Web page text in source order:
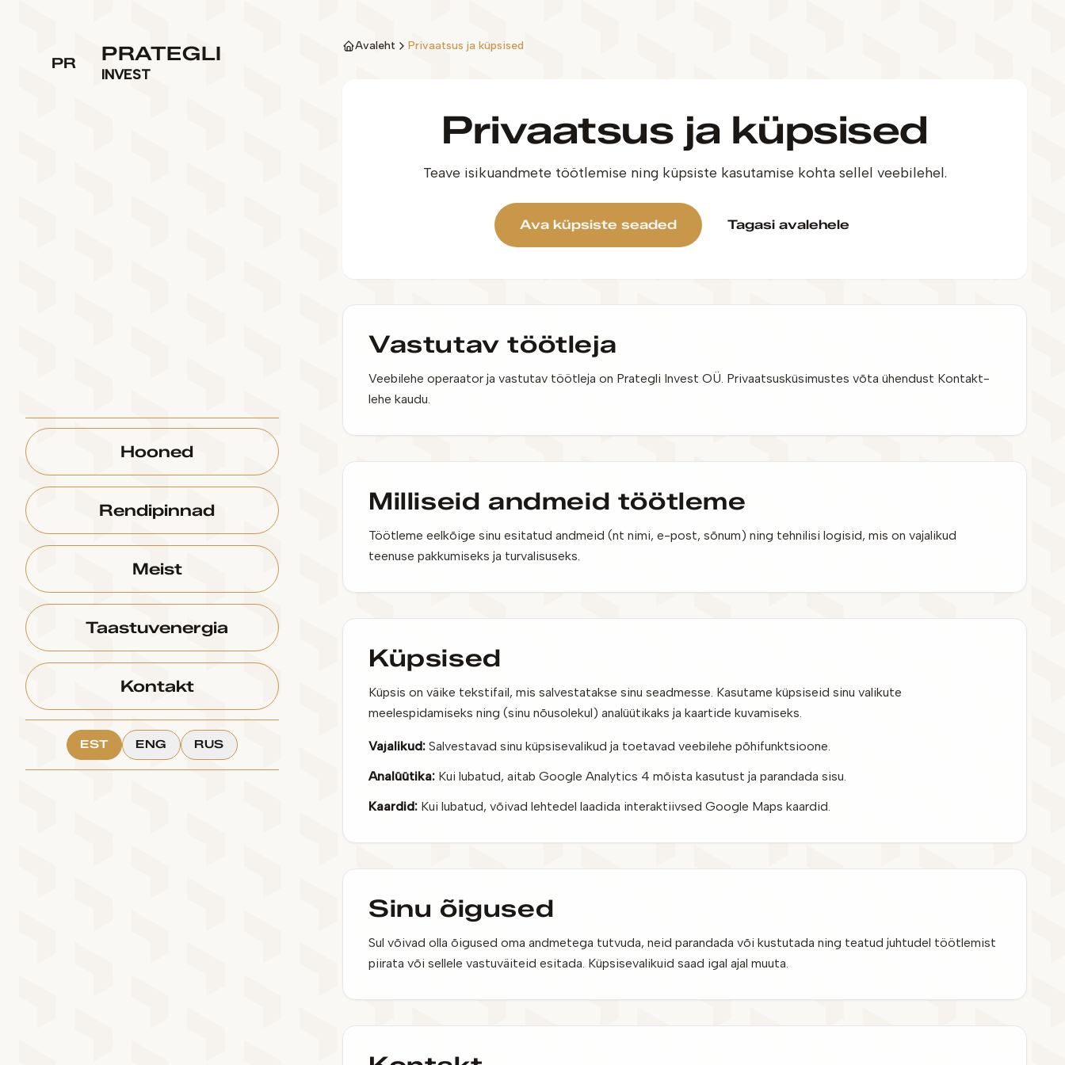
PR PRATEGLI
INVEST
Hooned
Rendipinnad
Meist
Taastuvenergia
Kontakt
EST ENG RUS
Avaleht Privaatsus ja küpsised
Privaatsus ja küpsised
Teave isikuandmete töötlemise ning küpsiste kasutamise kohta sellel veebilehel.
Ava küpsiste seaded Tagasi avalehele
Vastutav töötleja
Veebilehe operaator ja vastutav töötleja on Prategli Invest OÜ. Privaatsusküsimustes võta ühendust Kontakt-
lehe kaudu.
Milliseid andmeid töötleme
Töötleme eelkõige sinu esitatud andmeid (nt nimi, e-post, sõnum) ning tehnilisi logisid, mis on vajalikud
teenuse pakkumiseks ja turvalisuseks.
Küpsised
Küpsis on väike tekstifail, mis salvestatakse sinu seadmesse. Kasutame küpsiseid sinu valikute
meelespidamiseks ning (sinu nõusolekul) analüütikaks ja kaartide kuvamiseks.
Vajalikud: Salvestavad sinu küpsisevalikud ja toetavad veebilehe põhifunktsioone.
Analüütika: Kui lubatud, aitab Google Analytics 4 mõista kasutust ja parandada sisu.
Kaardid: Kui lubatud, võivad lehtedel laadida interaktiivsed Google Maps kaardid.
Sinu õigused
Sul võivad olla õigused oma andmetega tutvuda, neid parandada või kustutada ning teatud juhtudel töötlemist
piirata või sellele vastuväiteid esitada. Küpsisevalikuid saad igal ajal muuta.